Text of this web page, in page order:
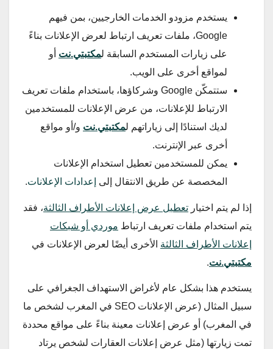
يستخدم مزودو الخدمات الخارجيين، بمن فيهم
Google، ملفات تعريف ارتباط لعرض الإعلانات بناءً
على زيارات المستخدم السابقة لمكتبتي.نت أو
لمواقع أخرى على الويب.
ستتمكّن Google وشركاؤها، باستخدام ملفات تعريف
الارتباط للإعلانات، من عرض الإعلانات للمستخدمين
لديك استنادًا إلى زياراتهم لمكتبتي.نت و/أو مواقع
أخرى عبر الإنترنت.
يمكن للمستخدمين تعطيل استخدام الإعلانات
المخصصة عن طريق الانتقال إلى
إعدادات الإعلانات.
إذا لم يتم اختيار تعطيل عرض إعلانات الأطراف الثالثة، فقد
يتم استخدام ملفات تعريف ارتباط موردي أو شبكات
إعلانات الأطراف الثالثة الأخرى أيضًا لعرض الإعلانات في
مكتبتي.نت.
يستخدم هذا بشكل عام لأغراض الاستهداف الجغرافي على
سبيل المثال (عرض الإعلانات SEO في المغرب لشخص ما
في المغرب) أو عرض إعلانات معينة بناءً على مواقع محددة
تمت زيارتها (مثل عرض إعلانات العقارات لشخص يرتاد